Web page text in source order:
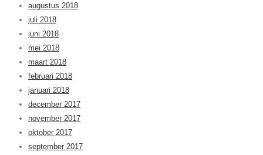
augustus 2018
juli 2018
juni 2018
mei 2018
maart 2018
februari 2018
januari 2018
december 2017
november 2017
oktober 2017
september 2017